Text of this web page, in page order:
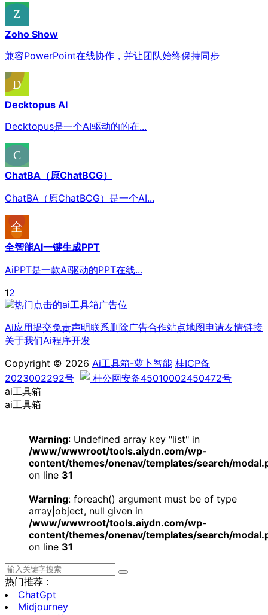
Zoho Show
兼容PowerPoint在线协作，并让团队始终保持同步
Decktopus AI
Decktopus是一个AI驱动的的在...
ChatBA（原ChatBCG）
ChatBA（原ChatBCG）是一个AI...
全智能AI一键生成PPT
AiPPT是一款Ai驱动的PPT在线...
12
Ai应用提交免责声明联系删除广告合作站点地图申请友情链接
关于我们Ai程序开发
Copyright © 2026 Ai工具箱-萝卜智能 桂ICP备
2023002292号
桂公网安备45010002450472号
ai工具箱
ai工具箱
Warning: Undefined array key "list" in
/www/wwwroot/tools.aiydn.com/wp-
content/themes/onenav/templates/search/
on line 31
Warning: foreach() argument must be of type
array|object, null given in
/www/wwwroot/tools.aiydn.com/wp-
content/themes/onenav/templates/search/
on line 31
热门推荐：
ChatGpt
Midjourney